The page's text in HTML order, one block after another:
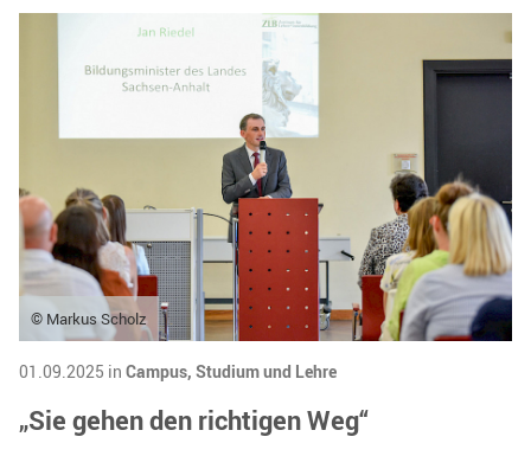
© Markus Scholz
01.09.2025 in Campus, Studium und Lehre
„Sie gehen den richtigen Weg“